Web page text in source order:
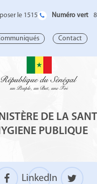
le 1515 Numéro vert
Contact
DE LA
PUBLIQUE
LinkedIn